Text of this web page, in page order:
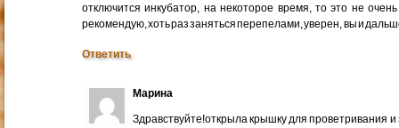
отключится инкубатор, на некоторое время, то это не
рекомендую, хоть раз заняться перепелами, уверен, вы и
Ответить
Марина
Здравствуйте!открыла крышку для проветривания